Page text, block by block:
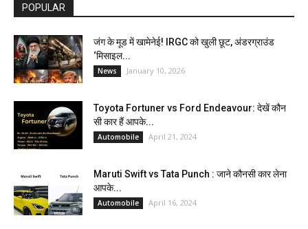
POPULAR
जंग के मूड में खामेनेई! IRGC को खुली छूट, अंडरग्राउंड
‘मिसाइल...
News January 10, 2026
Toyota Fortuner vs Ford Endeavour: देखें कौन
सी कार हैं आपके...
Automobile April 21, 2024
Maruti Swift vs Tata Punch : जाने कौनसी कार लेना
आपके...
Automobile April 16, 2024